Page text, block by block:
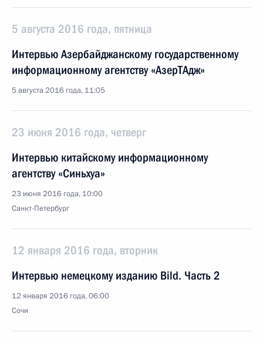
5 августа 2016 года, пятница
Интервью Азербайджанскому государственному
информационному агентству «АзерТАдж»
5 августа 2016 года, 11:05
23 июня 2016 года, четверг
Интервью китайскому информационному
агентству «Синьхуа»
23 июня 2016 года, 10:00
Санкт-Петербург
12 января 2016 года, вторник
Интервью немецкому изданию Bild. Часть 2
12 января 2016 года, 06:00
Сочи